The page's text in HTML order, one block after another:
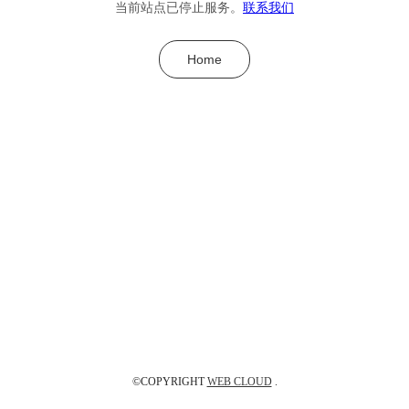
当前站点已停止服务。 联系我们
Home
©COPYRIGHTWEB CLOUD.